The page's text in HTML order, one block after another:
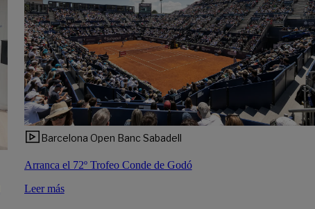
Barcelona Open Banc Sabadell
Arranca el 72º Trofeo Conde de Godó
Leer más